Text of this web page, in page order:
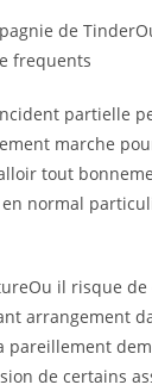
de
frequents
partielle
marche
tout
normal
il risque de
arrangement
pareillement
de certains